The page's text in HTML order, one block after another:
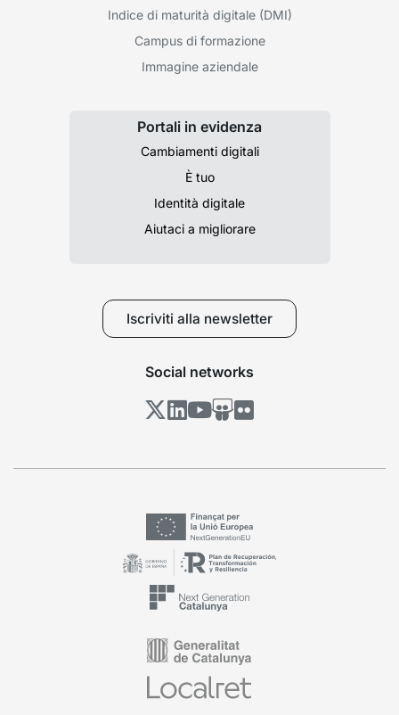
Indice di maturità digitale (DMI)
Campus di formazione
Immagine aziendale
Portali in evidenza
Cambiamenti digitali
È tuo
Identità digitale
Aiutaci a migliorare
Iscriviti alla newsletter
Social networks